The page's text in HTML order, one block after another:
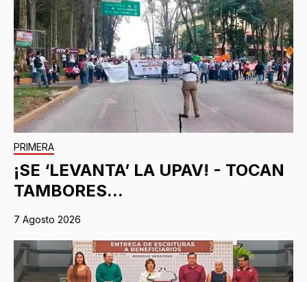
PRIMERA
¡SE ‘LEVANTA’ LA UPAV! - TOCAN
TAMBORES...
7 Agosto 2026